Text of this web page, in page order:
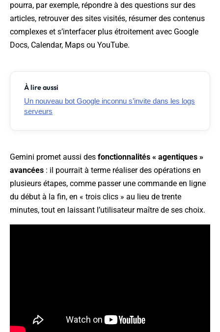
pourra, par exemple, répondre à des questions sur des
articles, retrouver des sites visités, résumer des contenus
complexes et s’interfacer plus étroitement avec Google
Docs, Calendar, Maps ou YouTube.
À lire aussi
Un nouveau bot Google inconnu s’invite dans les logs
serveurs
Gemini promet aussi des fonctionnalités « agentiques »
avancées : il pourrait à terme réaliser des opérations en
plusieurs étapes, comme passer une commande en ligne
du début à la fin, en « trois clics » au lieu de trente
minutes, tout en laissant l’utilisateur maître de ses choix.